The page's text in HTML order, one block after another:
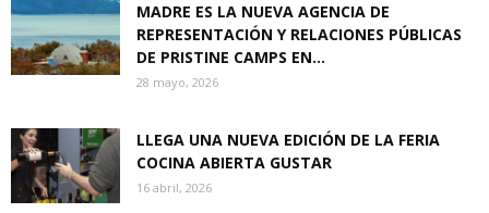
MADRE ES LA NUEVA AGENCIA DE
REPRESENTACIÓN Y RELACIONES PÚBLICAS
DE PRISTINE CAMPS EN...
28 mayo, 2026
LLEGA UNA NUEVA EDICIÓN DE LA FERIA
COCINA ABIERTA GUSTAR
16 abril, 2026